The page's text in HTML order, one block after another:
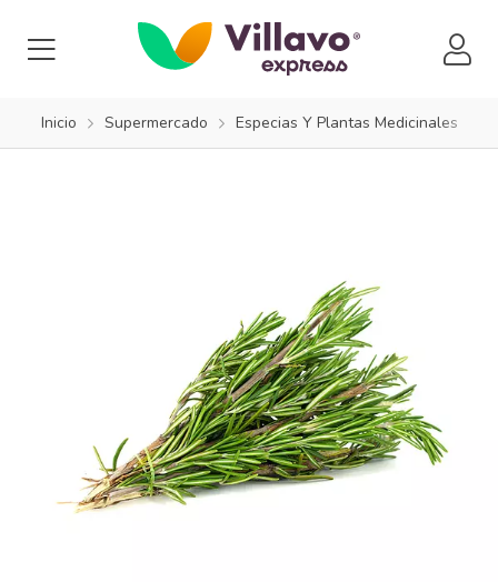
Inicio Supermercado Especias Y Plantas Medicinales